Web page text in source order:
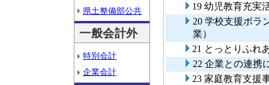
県土整備部公共
一般会計外
特別会計
企業会計
19 幼児教育充実
20 学校支援ボラ
業）
21 とっとりふれ
22 企業との連携
23 家庭教育支援